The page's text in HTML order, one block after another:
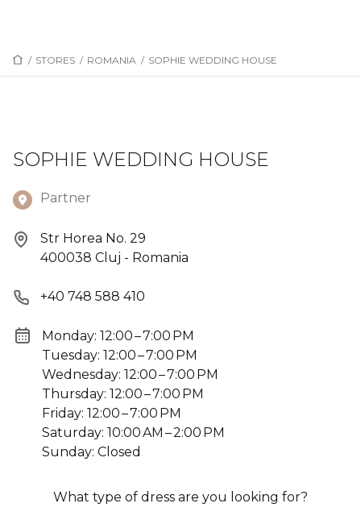
/ STORES / ROMANIA / SOPHIE WEDDING HOUSE
SOPHIE WEDDING HOUSE
Partner
Str Horea No. 29
400038 Cluj - Romania
+40 748 588 410
Monday: 12:00 – 7:00 PM
Tuesday: 12:00 – 7:00 PM
Wednesday: 12:00 – 7:00 PM
Thursday: 12:00 – 7:00 PM
Friday: 12:00 – 7:00 PM
Saturday: 10:00 AM – 2:00 PM
Sunday: Closed
What type of dress are you looking for?